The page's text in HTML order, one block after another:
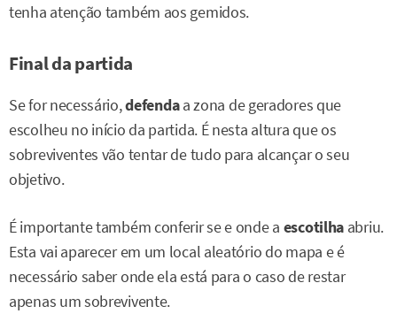
tenha atenção também aos gemidos.
Final da partida
Se for necessário,defendaa zona de geradores que
escolheu no início da partida. É nesta altura que os
sobreviventes vão tentar de tudo para alcançar o seu
objetivo.
É importante também conferir se e onde a escotilha abriu.
Esta vai aparecer em um local aleatório do mapa e é
necessário saber onde ela está para o caso de restar
apenas um sobrevivente.